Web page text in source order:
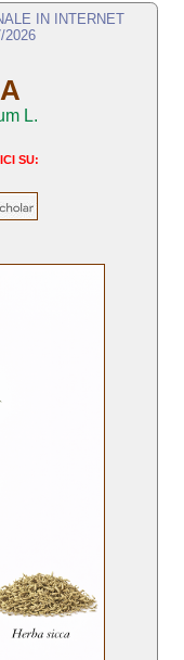
IN INTERNET
2026
L.
SU: